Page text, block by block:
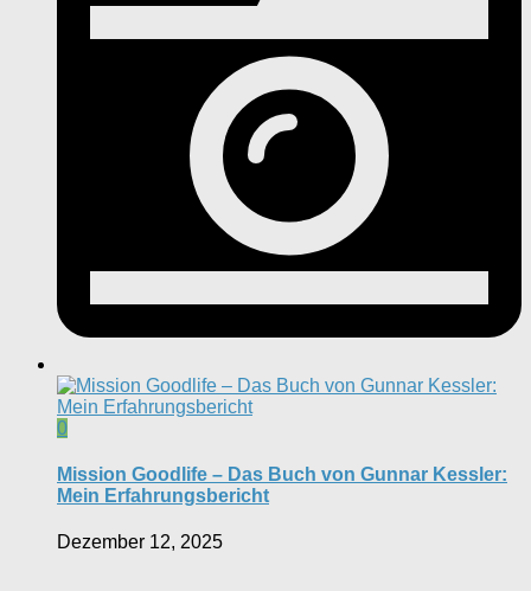
0
Mission Goodlife – Das Buch von Gunnar Kessler:
Mein Erfahrungsbericht
Dezember 12, 2025